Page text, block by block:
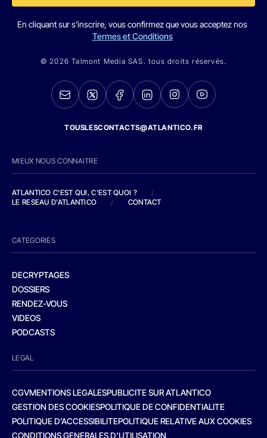
En cliquant sur s'inscrire, vous confirmez que vous acceptez nos
Termes et Conditions
© 2026 Talmont Media SAS. tous droits réservés.
TOUSLESCONTACTS@ATLANTICO.FR
MIEUX NOUS CONNAITRE
ATLANTICO C'EST QUI, C'EST QUOI ?
/
LE RESEAU D'ATLANTICO
/ CONTACT
CATEGORIES
DECRYPTAGES
DOSSIERS
RENDEZ-VOUS
VIDEOS
PODCASTS
LEGAL
CGVMENTIONS LEGALESPUBLICITE SUR ATLANTICO
GESTION DES COOKIESPOLITIQUE DE CONFIDENTIALITE
POLITIQUE D’ACCESSIBILITEPOLITIQUE RELATIVE AUX COOKIES
CONDITIONS GENERALES D’UTILISATION